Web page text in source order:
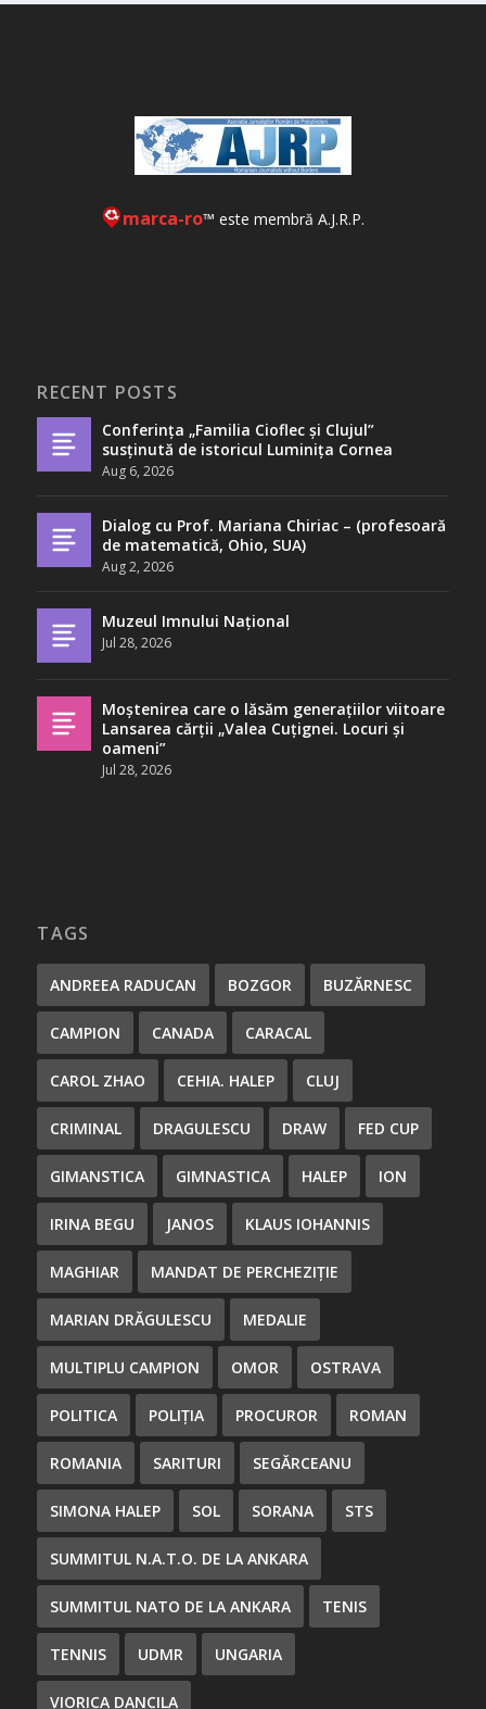
marca-ro™ este membră A.J.R.P.
RECENT POSTS
Conferința „Familia Cioflec și Clujul”
susținută de istoricul Luminița Cornea
Aug 6, 2026
Dialog cu Prof. Mariana Chiriac – (profesoară
de matematică, Ohio, SUA)
Aug 2, 2026
Muzeul Imnului Național
Jul 28, 2026
Moștenirea care o lăsăm generațiilor viitoare
Lansarea cărții „Valea Cuțignei. Locuri și
oameni”
Jul 28, 2026
TAGS
ANDREEA RADUCAN BOZGOR BUZĂRNESC
CAMPION CANADA CARACAL
CAROL ZHAO CEHIA. HALEP CLUJ
CRIMINAL DRAGULESCU DRAW FED CUP
GIMANSTICA GIMNASTICA HALEP ION
IRINA BEGU JANOS KLAUS IOHANNIS
MAGHIAR MANDAT DE PERCHEZIȚIE
MARIAN DRĂGULESCU MEDALIE
MULTIPLU CAMPION OMOR OSTRAVA
POLITICA POLIȚIA PROCUROR ROMAN
ROMANIA SARITURI SEGĂRCEANU
SIMONA HALEP SOL SORANA STS
SUMMITUL N.A.T.O. DE LA ANKARA
SUMMITUL NATO DE LA ANKARA TENIS
TENNIS UDMR UNGARIA
VIORICA DANCILA